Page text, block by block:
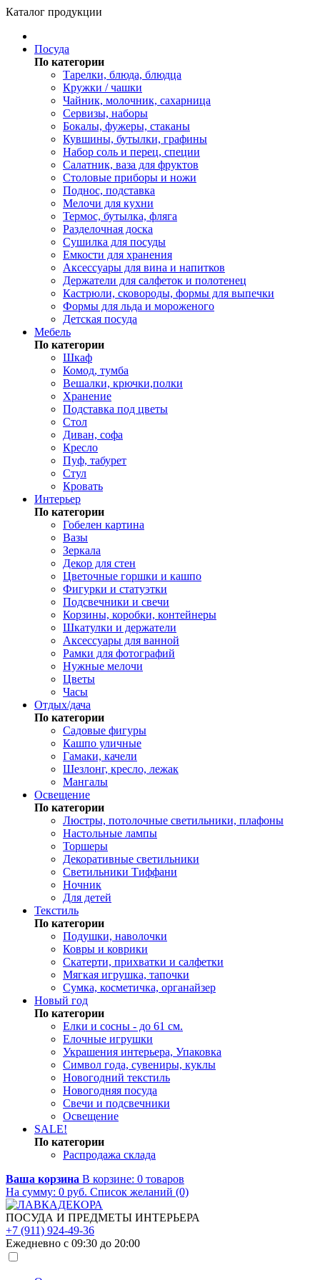
Каталог продукции
Посуда
По категории
Тарелки, блюда, блюдца
Кружки / чашки
Чайник, молочник, сахарница
Сервизы, наборы
Бокалы, фужеры, стаканы
Кувшины, бутылки, графины
Набор соль и перец, специи
Салатник, ваза для фруктов
Столовые приборы и ножи
Поднос, подставка
Мелочи для кухни
Термос, бутылка, фляга
Разделочная доска
Сушилка для посуды
Емкости для хранения
Аксессуары для вина и напитков
Держатели для салфеток и полотенец
Кастрюли, сковороды, формы для выпечки
Формы для льда и мороженого
Детская посуда
Мебель
По категории
Шкаф
Комод, тумба
Вешалки, крючки,полки
Хранение
Подставка под цветы
Стол
Диван, софа
Кресло
Пуф, табурет
Стул
Кровать
Интерьер
По категории
Гобелен картина
Вазы
Зеркала
Декор для стен
Цветочные горшки и кашпо
Фигурки и статуэтки
Подсвечники и свечи
Корзины, коробки, контейнеры
Шкатулки и держатели
Аксессуары для ванной
Рамки для фотографий
Нужные мелочи
Цветы
Часы
Отдых/дача
По категории
Садовые фигуры
Кашпо уличные
Гамаки, качели
Шезлонг, кресло, лежак
Мангалы
Освещение
По категории
Люстры, потолочные светильники, плафоны
Настольные лампы
Торшеры
Декоративные светильники
Светильники Тиффани
Ночник
Для детей
Текстиль
По категории
Подушки, наволочки
Ковры и коврики
Скатерти, прихватки и салфетки
Мягкая игрушка, тапочки
Сумка, косметичка, органайзер
Новый год
По категории
Елки и сосны - до 61 см.
Елочные игрушки
Украшения интерьера, Упаковка
Символ года, сувениры, куклы
Новогодний текстиль
Новогодняя посуда
Свечи и подсвечники
Освещение
SALE!
По категории
Распродажа склада
Ваша корзина В корзине: 0 товаров
На сумму: 0 руб. Список желаний (0)
ПОСУДА И ПРЕДМЕТЫ ИНТЕРЬЕРА
+7 (911) 924-49-36
Ежедневно с 09:30 до 20:00